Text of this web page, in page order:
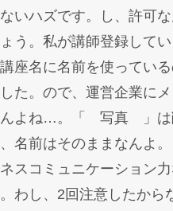
いハズです。し、許可
う。私が講師登録して
座名に名前を使ってい
た。ので、運営企業に
んよね…。「 写真 」は
名前はそのままなんよ
スコミュニケーション
わし、2回注意したから